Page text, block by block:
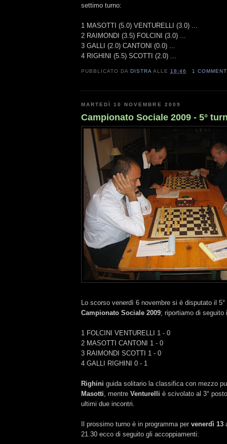
settimo turno:
1 MASOTTI (5.0) VENTURELLI (3.0) ...
2 RAIMONDI (3.5) FOLCINI (3.0) ...
3 GALLI (2.0) CANTONI (0.0) ...
4 RIGHINI (5.5) SCOTTI (2.0) ...
PUBBLICATO DA DISTRA ALLE18:46 1
MARTEDÌ 10 NOVEMBRE 2009
Campionato Sociale 2009 - 5°
Lo scorso venerdì 6 novembre si è disputato il 5°
Campionato Sociale 2009; riportiamo di seguito
1 FOLCINI VENTURELLI 1 - 0
2 MASOTTI CANTONI 1 - 0
3 RAIMONDI SCOTTI 1 - 0
4 GALLI RIGHINI 0 - 1
Righini guida solitario la classifica con mezzo
Masotti, mentre Venturelli è scivolato al 3°
ultimi due incontri.
Il prossimo turno è in programma per venerdì 13
21.30 ecco di seguito gli accoppiamenti: